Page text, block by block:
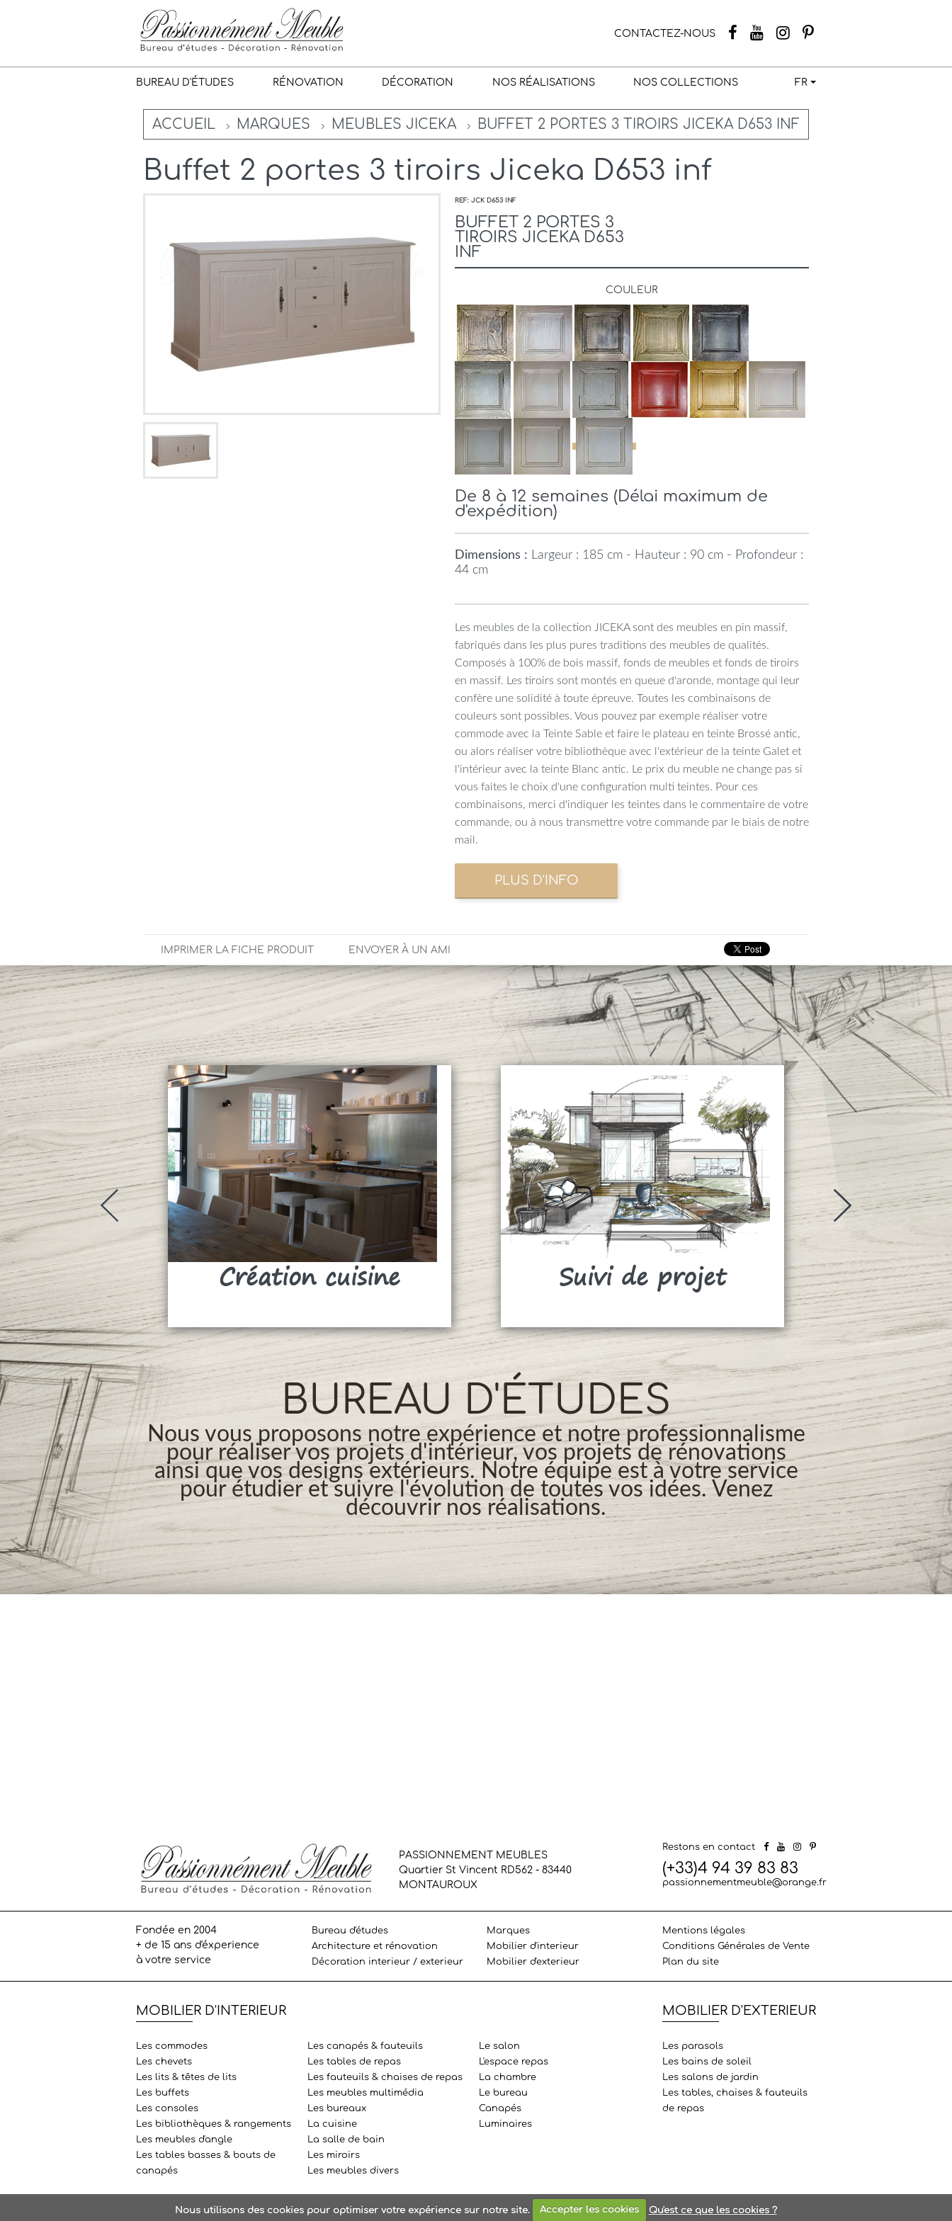
CONTACTEZ-NOUS
BUREAU D'ÉTUDES RÉNOVATION DÉCORATION NOS RÉALISATIONS NOS COLLECTIONS FR
ACCUEIL MARQUES MEUBLES JICEKA BUFFET 2 PORTES 3 TIROIRS JICEKA D653 INF
Buffet 2 portes 3 tiroirs Jiceka D653 inf
REF: JCK D653 INF
BUFFET 2 PORTES 3
TIROIRS JICEKA D653
INF
COULEUR
De 8 à 12 semaines (Délai maximum de
d'expédition)
Dimensions : Largeur : 185 cm - Hauteur : 90 cm - Profondeur :
44 cm
Les meubles de la collection JICEKA sont des meubles en pin massif,
fabriqués dans les plus pures traditions des meubles de qualités.
Composés à 100% de bois massif, fonds de meubles et fonds de tiroirs
en massif. Les tiroirs sont montés en queue d'aronde, montage qui leur
confère une solidité à toute épreuve. Toutes les combinaisons de
couleurs sont possibles. Vous pouvez par exemple réaliser votre
commode avec la Teinte Sable et faire le plateau en teinte Brossé antic,
ou alors réaliser votre bibliothèque avec l'extérieur de la teinte Galet et
l'intérieur avec la teinte Blanc antic. Le prix du meuble ne change pas si
vous faites le choix d'une configuration multi teintes. Pour ces
combinaisons, merci d'indiquer les teintes dans le commentaire de votre
commande, ou à nous transmettre votre commande par le biais de notre
mail.
IMPRIMER LA FICHE PRODUIT ENVOYER À UN AMI
Création cuisine Suivi de projet
BUREAU D'ÉTUDES
Nous vous proposons notre expérience et notre professionnalisme
pour réaliser vos projets d'intérieur, vos projets de rénovations
ainsi que vos designs extérieurs. Notre équipe est à votre service
pour étudier et suivre l'évolution de toutes vos idées. Venez
découvrir nos réalisations.
PASSIONNEMENT MEUBLES
Quartier St Vincent RD562 - 83440
MONTAUROUX
Restons en contact
(+33)4 94 39 83 83
passionnementmeuble@orange.fr
Fondée en 2004
+ de 15 ans d'éxperience
à votre service
Bureau d'études
Architecture et rénovation
Décoration interieur / exterieur
Marques
Mobilier d'interieur
Mobilier d'exterieur
Mentions légales
Conditions Générales de Vente
Plan du site
MOBILIER D'INTERIEUR
Les commodes
Les chevets
Les lits & têtes de lits
Les buffets
Les consoles
Les bibliothèques & rangements
Les meubles d'angle
Les tables basses & bouts de
canapés
Les canapés & fauteuils
Les tables de repas
Les fauteuils & chaises de repas
Les meubles multimédia
Les bureaux
La cuisine
La salle de bain
Les miroirs
Les meubles divers
Le salon
L'espace repas
La chambre
Le bureau
Canapés
Luminaires
MOBILIER D'EXTERIEUR
Les parasols
Les bains de soleil
Les salons de jardin
Les tables, chaises & fauteuils
de repas
2020PASSIONNEMENT MEUBLESall right reserved - Powered byAgence web Nice
Nous utilisons des cookies pour optimiser votre expérience sur notre site. Accepter les cookies Qu'est ce que les cookies ?